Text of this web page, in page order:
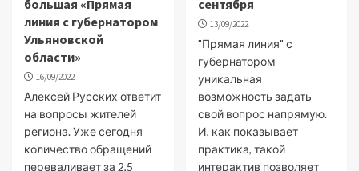
большая «Прямая
линия с губернатором
Ульяновской
области»
16/09/2022
Алексей Русских ответит
на вопросы жителей
региона. Уже сегодня
количество обращений
переваливает за 2,5
сентября
13/09/2022
"Прямая линия" с
губернатором -
уникальная
возможность задать
свой вопрос напрямую.
И, как показывает
практика, такой
интерактив позволяет